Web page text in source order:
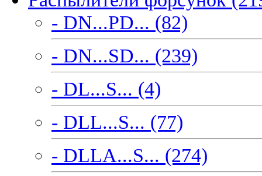
- DN...PD... (82)
- DN...SD... (239)
- DL...S... (4)
- DLL...S... (77)
- DLLA...S... (274)